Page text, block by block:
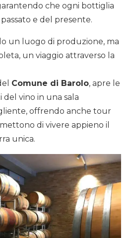
che ogni bottiglia
e del presente.
un luogo di produzione, ma
un viaggio attraverso la
Comune di Barolo, apre le
vino in una sala
offrendo anche tour
di vivere appieno il
unica.